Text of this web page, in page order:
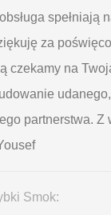
spełniają
za
czekamy na
udanego,
partnerstwa. Z
Smok: